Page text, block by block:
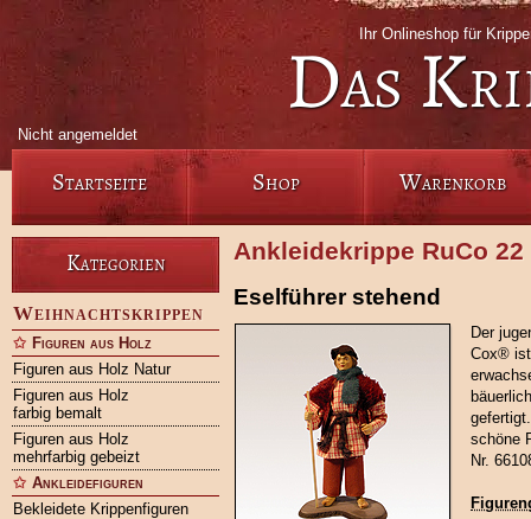
Ihr Onlineshop für
Das
Nicht angemeldet
Startseite Shop Warenkorb
Kategorien
Weihnachtskrippen
Figuren aus Holz
Figuren aus Holz Natur
Figuren aus Holz
farbig bemalt
Figuren aus Holz
mehrfarbig gebeizt
Ankleidefiguren
Bekleidete Krippenfiguren
Ankleidekrippe RuCo 22
Eselführer stehend
Der
Cox® ist
schöne
Nr.